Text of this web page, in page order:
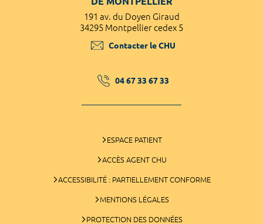
191 av. du Doyen Giraud
34295 Montpellier cedex 5
Contacter le CHU
04 67 33 67 33
ESPACE PATIENT
ACCÈS AGENT CHU
ACCESSIBILITÉ : PARTIELLEMENT CONFORME
MENTIONS LÉGALES
PROTECTION DES DONNÉES